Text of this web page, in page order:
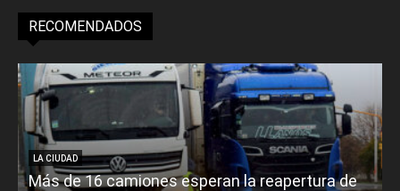
RECOMENDADOS
LA CIUDAD
Más de 16 camiones esperan la reapertura de